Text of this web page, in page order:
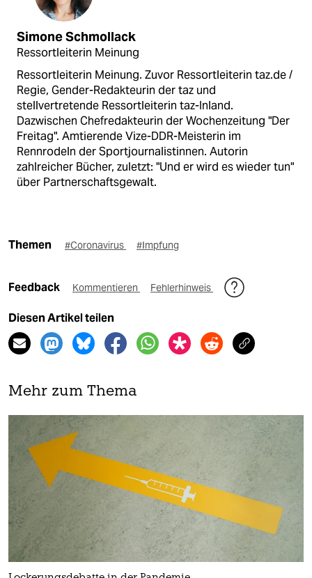
Simone Schmollack
Ressortleiterin Meinung
Ressortleiterin Meinung. Zuvor Ressortleiterin taz.de /
Regie, Gender-Redakteurin der taz und
stellvertretende Ressortleiterin taz-Inland.
Dazwischen Chefredakteurin der Wochenzeitung "Der
Freitag". Amtierende Vize-DDR-Meisterin im
Rennrodeln der Sportjournalistinnen. Autorin
zahlreicher Bücher, zuletzt: "Und er wird es wieder tun"
über Partnerschaftsgewalt.
Themen #Coronavirus #Impfung
Feedback Kommentieren Fehlerhinweis
Diesen Artikel teilen
Mehr zum Thema